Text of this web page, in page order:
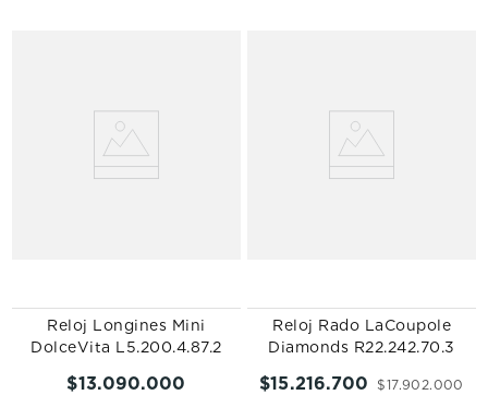
Reloj Longines Mini
DolceVita L5.200.4.87.2
$13.090.000
Reloj Rado LaCoupole
Diamonds R22.242.70.3
$17.902.000
$15.216.700